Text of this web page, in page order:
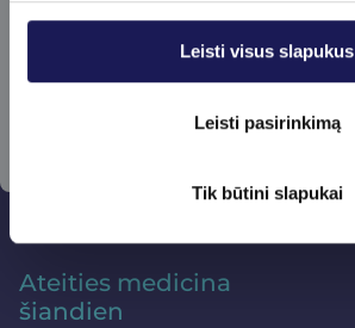
Leisti visus slapukus
Leisti pasirinkimą
Tik būtini slapukai
Ateities medicina
šiandien